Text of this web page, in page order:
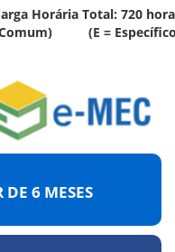
Horária Total: 720
Comum) (E =
DE 6 MESES